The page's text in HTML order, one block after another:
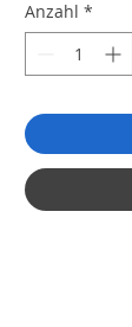
Anzahl *